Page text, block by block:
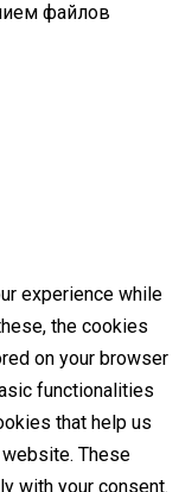
файлов
experience while
the cookies
on your browser
functionalities
that help us
These
with your consent.